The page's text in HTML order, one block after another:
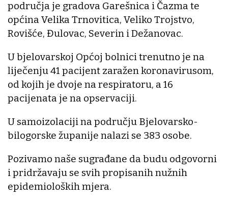
područja je gradova Garešnica i Čazma te
općina Velika Trnovitica, Veliko Trojstvo,
Rovišće, Đulovac, Severin i Dežanovac.
U bjelovarskoj Općoj bolnici trenutno je na
liječenju 41 pacijent zaražen koronavirusom,
od kojih je dvoje na respiratoru, a 16
pacijenata je na opservaciji.
U samoizolaciji na području Bjelovarsko-
bilogorske županije nalazi se 383 osobe.
Pozivamo naše sugrađane da budu odgovorni
i pridržavaju se svih propisanih nužnih
epidemioloških mjera.